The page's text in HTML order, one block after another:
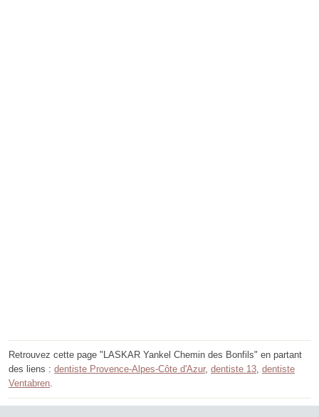
Retrouvez cette page "LASKAR Yankel Chemin des Bonfils" en partant
des liens : dentiste Provence-Alpes-Côte d'Azur, dentiste 13 dentiste
Ventabren